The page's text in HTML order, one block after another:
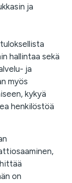
ja
hallintaa sekä
ja
myös
kykyä
henkilöstöä
on